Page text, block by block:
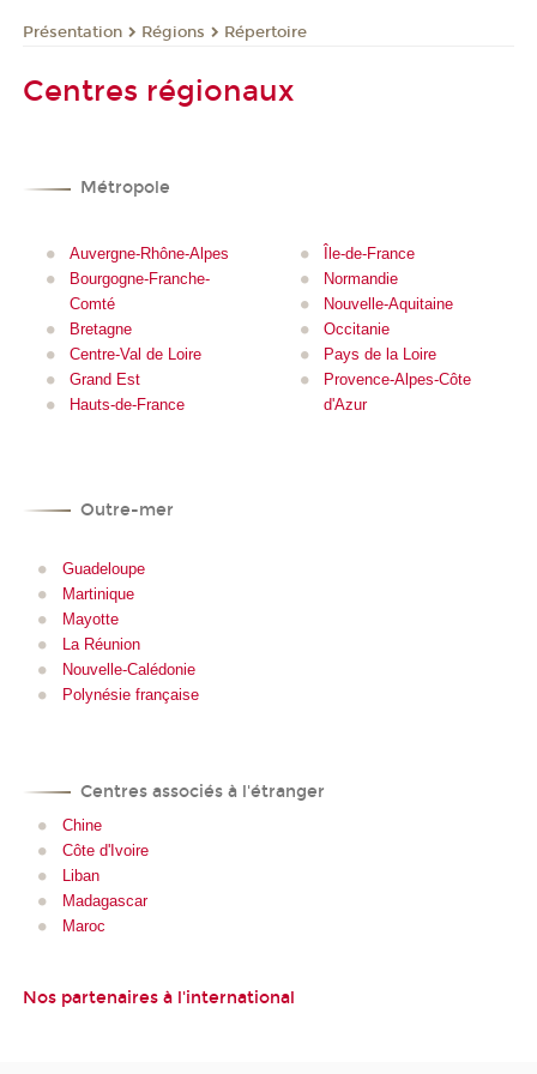
Présentation Régions Répertoire
Centres régionaux
Métropole
Auvergne-Rhône-Alpes
Bourgogne-Franche-
Comté
Bretagne
Centre-Val de Loire
Grand Est
Hauts-de-France
Île-de-France
Normandie
Nouvelle-Aquitaine
Occitanie
Pays de la Loire
Provence-Alpes-Côte
d'Azur
Outre-mer
Guadeloupe
Martinique
Mayotte
La Réunion
Nouvelle-Calédonie
Polynésie française
Centres associés à l'étranger
Chine
Côte d'Ivoire
Liban
Madagascar
Maroc
Nos partenaires à l'international